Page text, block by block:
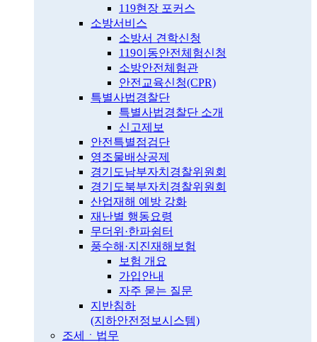
119현장 포커스
소방서비스
소방서 견학신청
119이동안전체험신청
소방안전체험관
안전교육신청(CPR)
특별사법경찰단
특별사법경찰단 소개
신고제보
안전특별점검단
영조물배상공제
경기도남부자치경찰위원회
경기도북부자치경찰위원회
산업재해 예방 강화
재난별 행동요령
무더위·한파쉼터
풍수해·지진재해보험
보험 개요
가입안내
자주 묻는 질문
지반침하
(지하안전정보시스템)
조세ㆍ법무